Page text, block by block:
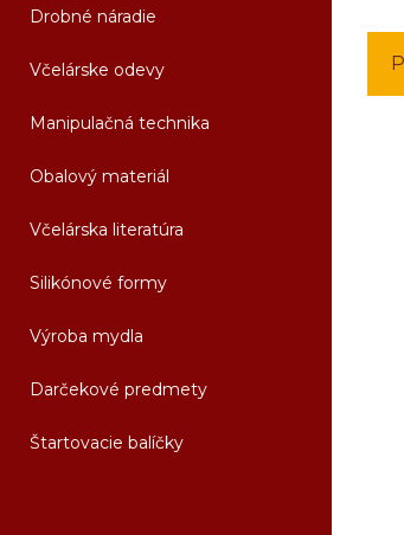
Drobné náradie
Včelárske odevy
Manipulačná technika
Obalový materiál
Včelárska literatúra
Silikónové formy
Výroba mydla
Darčekové predmety
Štartovacie balíčky